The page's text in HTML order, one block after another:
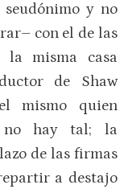
y no
con el de las
la misma casa
de Shaw
mismo quien
no hay tal; la
de las firmas
a destajo